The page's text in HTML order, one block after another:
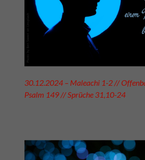
30.12.2024 – Maleachi 1-2 //
Psalm 149 // Sprüche 31,10-24